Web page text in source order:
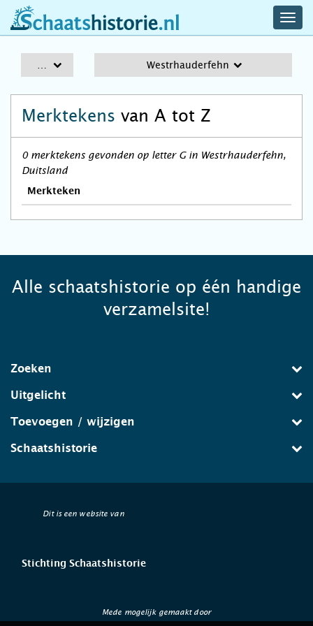
schaatshistorie.nl
Westrhauderfehn
Merktekens van A tot Z
0 merktekens gevonden op letter G in Westrhauderfehn,
Duitsland
Merkteken
Alle schaatshistorie op één handige
verzamelsite!
Zoeken
Uitgelicht
Toevoegen / wijzigen
Schaatshistorie
Dit is een website van
Stichting Schaatshistorie
Mede mogelijk gemaakt door